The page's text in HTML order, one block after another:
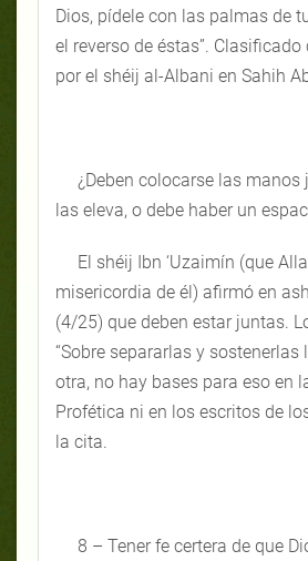
Dios, pídele con las palmas de
el reverso de éstas”.
por el shéij al-Albani en Sahih
¿Deben colocarse las
las eleva, o debe haber un
El shéij Ibn ‘Uzaimín (que
misericordia de él) afirmó en
(4/25) que deben estar juntas.
“Sobre separarlas y sostenerlas
otra, no hay bases para eso en
Profética ni en los escritos de
la cita.
8 – Tener fe certera de que